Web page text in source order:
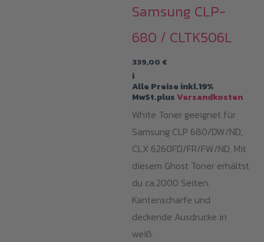
Samsung CLP-
680 / CLTK506L
339,00 €
i
Alle Preise inkl.19%
MwSt.plusVersandkosten
White Toner geeignet für
Samsung CLP 680/DW/ND,
CLX 6260FD/FR/FW/ND. Mit
diesem Ghost Toner erhältst
du ca.2000 Seiten.
Kantenscharfe und
deckende Ausdrucke in
weiß.